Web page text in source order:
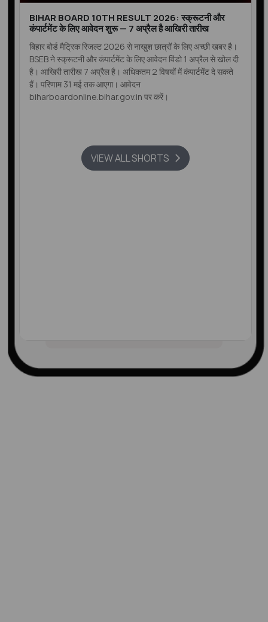
BIHAR BOARD 10TH RESULT 2026: स्क्रूटनी और
कंपार्टमेंट के लिए आवेदन शुरू — 7 अप्रैल है आखिरी तारीख
बिहार बोर्ड मैट्रिक रिजल्ट 2026 से नाखुश छात्रों के लिए अच्छी खबर है।
BSEB ने स्क्रूटनी और कंपार्टमेंट के लिए आवेदन विंडो 1 अप्रैल से खोल दी
है। आखिरी तारीख 7 अप्रैल है। अधिकतम 2 विषयों में कंपार्टमेंट दे सकते
हैं। परिणाम 31 मई तक आएगा। आवेदन
biharboardonline.bihar.gov.in पर करें।
VIEW ALL SHORTS